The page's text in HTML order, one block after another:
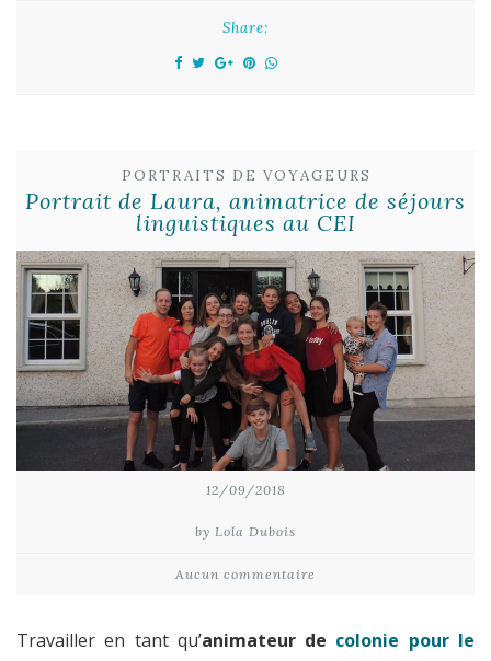
Share:
PORTRAITS DE VOYAGEURS
Portrait de Laura, animatrice de séjours
linguistiques au CEI
12/09/2018
by Lola Dubois
Aucun commentaire
Travailler en tant qu’animateur de colonie pour le